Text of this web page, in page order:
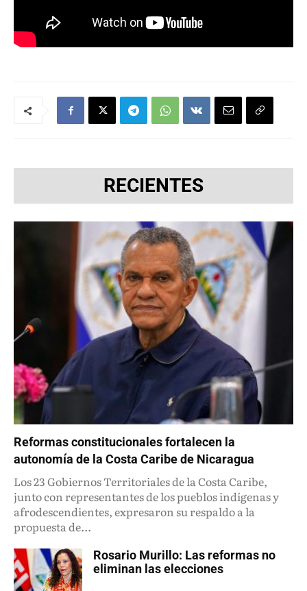
RECIENTES
Reformas constitucionales fortalecen la
autonomía de la Costa Caribe de Nicaragua
Los 23 Gobiernos Territoriales de la Costa Caribe,
junto con representantes de los pueblos indígenas y
afrodescendientes, expresaron su respaldo a la
propuesta de...
Rosario Murillo: Las reformas no
eliminan las elecciones